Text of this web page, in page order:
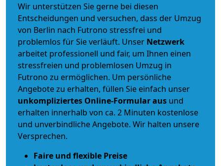
Wir unterstützen Sie gerne bei diesen
Entscheidungen und versuchen, dass der Umzug
von Berlin nach Futrono stressfrei und
problemlos für Sie verläuft. Unser Netzwerk
arbeitet professionell und fair, um Ihnen einen
stressfreien und problemlosen Umzug in
Futrono zu ermöglichen. Um persönliche
Angebote zu erhalten, füllen Sie einfach unser
unkompliziertes Online-Formular aus und
erhalten innerhalb von ca. 2 Minuten kostenlose
und unverbindliche Angebote. Wir halten unsere
Versprechen.
Faire und flexible Preise